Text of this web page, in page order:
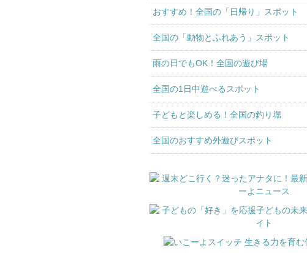
おすすめ！全国の「日帰り」スポット
全国の「動物とふれあう」スポット
雨の日でもOK！全国の遊び場
全国の1日中遊べるスポット
子どもと楽しめる！全国の釣り堀
全国のおすすめ外遊びスポット